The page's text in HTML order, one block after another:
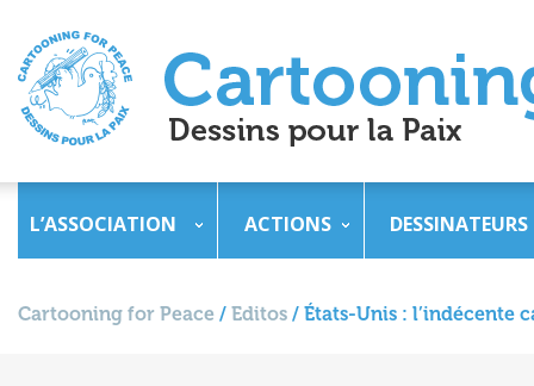
L’ASSOCIATION ACTIONS DESSINATEURS
Cartooning for Peace / Editos / États-Unis : l’indécente